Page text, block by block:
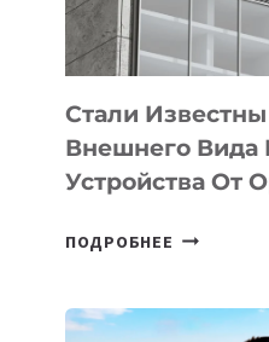
Стали
Внешнего Вида
Устройства От
ПОДРОБНЕЕ СТАЛИ
ВНЕШНЕГО